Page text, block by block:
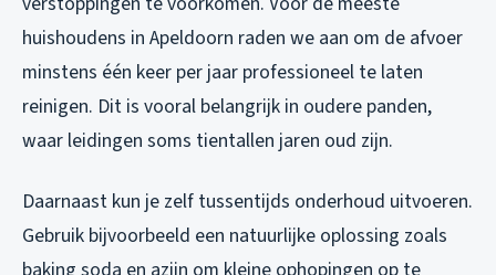
huishoudens in Apeldoorn raden we aan om de afvoer
minstens één keer per jaar professioneel te laten
reinigen. Dit is vooral belangrijk in oudere panden,
waar leidingen soms tientallen jaren oud zijn.
Daarnaast kun je zelf tussentijds onderhoud uitvoeren.
Gebruik bijvoorbeeld een natuurlijke oplossing zoals
baking soda en azijn om kleine ophopingen op te